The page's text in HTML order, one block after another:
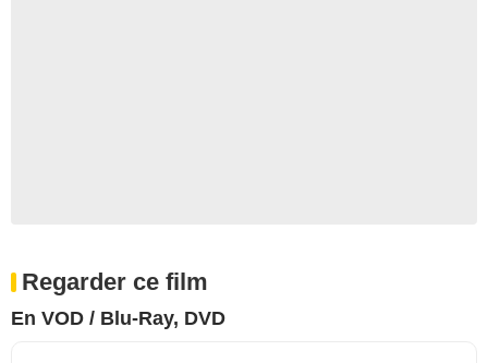
Regarder ce film
En VOD / Blu-Ray, DVD